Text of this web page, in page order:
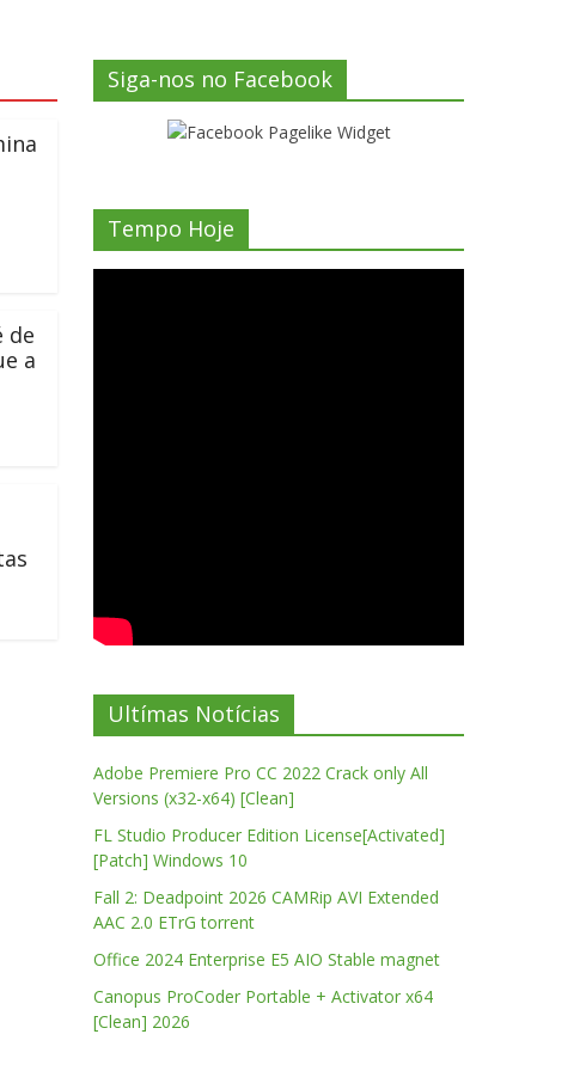
de
a
Siga-nos no Facebook
Tempo Hoje
Ultímas Notícias
Adobe Premiere Pro CC 2022 Crack only All
Versions (x32-x64) [Clean]
FL Studio Producer Edition License[Activated]
[Patch] Windows 10
Fall 2: Deadpoint 2026 CAMRip AVI Extended
AAC 2.0 ETrG torrent
Office 2024 Enterprise E5 AIO Stable magnet
Canopus ProCoder Portable + Activator x64
[Clean] 2026